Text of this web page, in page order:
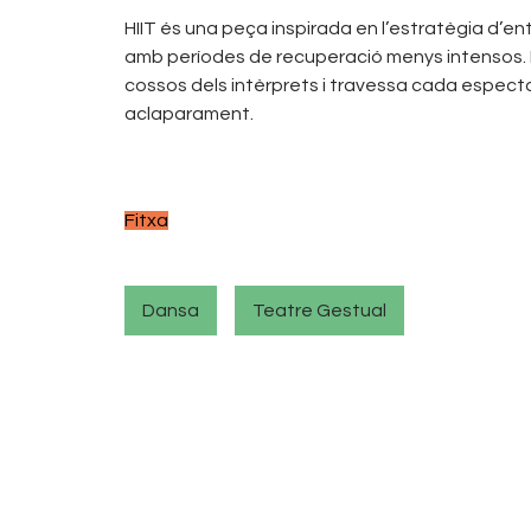
HIIT és una peça inspirada en l’estratègia
amb períodes de recuperació menys
cossos dels intèrprets i travessa cada
aclaparament.
Fitxa
Dansa Teatre Gestual